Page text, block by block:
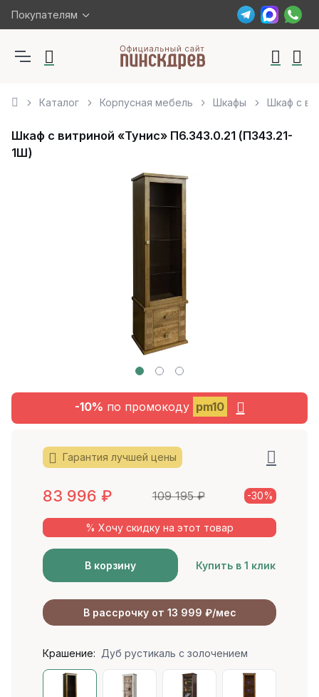
Покупателям
Каталог Корпусная мебель Шкафы Шкаф с
Шкаф с витриной «Тунис» П6.343.0.21 (П343.21-
1Ш)
-10% по промокоду pm10
Гарантия лучшей цены
83 996 ₽ 109 195₽ -30%
% Хочу скидку на этот товар
В корзину Купить в 1 клик
В рассрочку от 13 999 ₽/мес
Крашение: Дуб рустикаль с золочением